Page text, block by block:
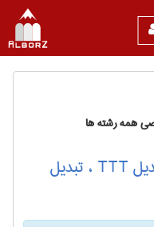
همه رشته ها
معادل های انگلیسی برای تبدیل TTT ، تبدیل